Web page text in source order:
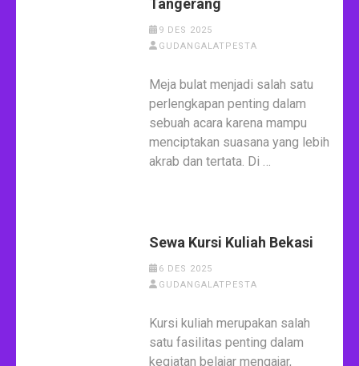
9 DES 2025
GUDANGALATPESTA
Meja bulat menjadi salah satu
perlengkapan penting dalam
sebuah acara karena mampu
menciptakan suasana yang lebih
akrab dan tertata. Di …
Sewa Kursi Kuliah Bekasi
6 DES 2025
GUDANGALATPESTA
Kursi kuliah merupakan salah
satu fasilitas penting dalam
kegiatan belajar mengajar,